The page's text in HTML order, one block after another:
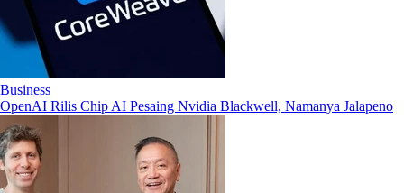
Business
OpenAI Rilis Chip AI Pesaing Nvidia Blackwell, Namanya Jalapeno